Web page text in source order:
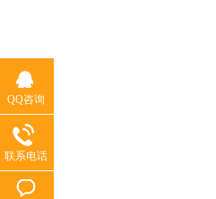
QQ咨询
联系电话